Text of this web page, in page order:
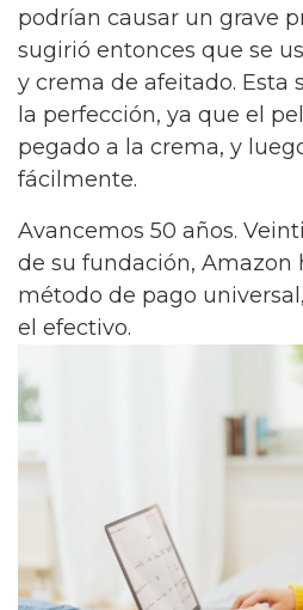
podrían causar un grave
sugirió entonces que se
y crema de afeitado. Esta
la perfección, ya que el
pegado a la crema, y
fácilmente.
Avancemos 50 años.
de su fundación, Amazon
método de pago
el efectivo.